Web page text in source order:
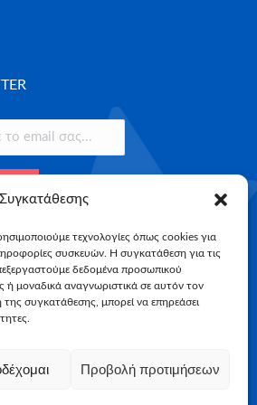
Συγκατάθεσης
τεχνολογίες όπως cookies για
συσκευών. Η συγκατάθεση για τις
δεδομένα προσωπικού
μοναδικά αναγνωριστικά σε αυτόν τον
συγκατάθεσης, μπορεί να επηρεάσει
Προβολή προτιμήσεων